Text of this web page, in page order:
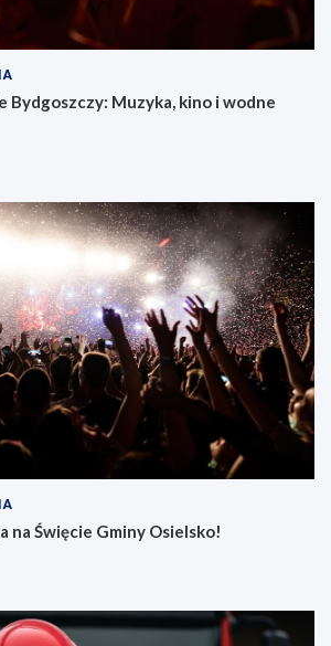
Bydgoszczy: Muzyka, kino i wodne
na Święcie Gminy Osielsko!